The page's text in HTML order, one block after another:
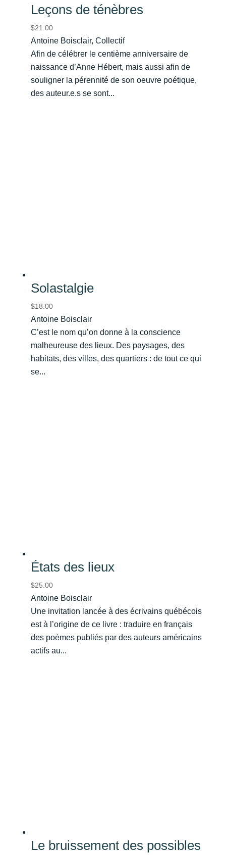
Leçons de ténèbres
$21.00
Antoine Boisclair, Collectif
Afin de célébrer le centième anniversaire de
naissance d’Anne Hébert, mais aussi afin de
souligner la pérennité de son oeuvre poétique,
des auteur.e.s se sont...
Solastalgie
$18.00
Antoine Boisclair
C’est le nom qu’on donne à la conscience
malheureuse des lieux. Des paysages, des
habitats, des villes, des quartiers : de tout ce qui
se...
États des lieux
$25.00
Antoine Boisclair
Une invitation lancée à des écrivains québécois
est à l’origine de ce livre : traduire en français
des poèmes publiés par des auteurs américains
actifs au...
Le bruissement des possibles